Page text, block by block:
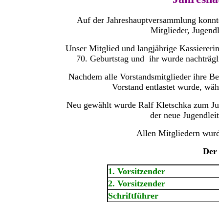
Auf der Jahreshauptversammlung
Mitglieder,
Unser Mitglied und langjährige
70. Geburtstag und ihr wurde
Nachdem alle Vorstandsmitglieder ihre
Vorstand entlastet wurde,
Neu gewählt wurde Ralf Kletschka zum
der neue
Allen Mitgliedern
Der
1. Vorsitzender
2. Vorsitzender
Schriftführer